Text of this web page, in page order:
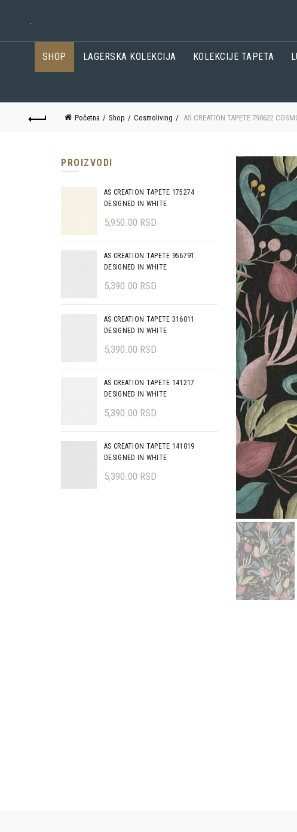
.
SHOP LAGERSKA KOLEKCIJA KOLEKCIJE TAPETA
Početna Shop Cosmoliving AS CREATION TAPETE 790622
PROIZVODI
AS CREATION TAPETE 175274
DESIGNED IN WHITE
5,950.00 RSD
AS CREATION TAPETE 956791
DESIGNED IN WHITE
5,390.00 RSD
AS CREATION TAPETE 316011
DESIGNED IN WHITE
5,390.00 RSD
AS CREATION TAPETE 141217
DESIGNED IN WHITE
5,390.00 RSD
AS CREATION TAPETE 141019
DESIGNED IN WHITE
5,390.00 RSD